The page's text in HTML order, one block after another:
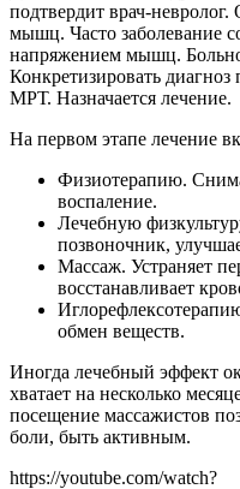
подтвердит врач-
мышц. Часто заболевание
напряжением мышц.
Конкретизировать
МРТ. Назначается лечение.
На первом этапе лечение
Физиотерапию.
воспаление.
Лечебную
позвоночник,
Массаж. Устраняет
восстанавливает
обмен веществ.
Иногда лечебный эффект
хватает на несколько
посещение массажистов
боли, быть активным.
https://youtube.com/watch?